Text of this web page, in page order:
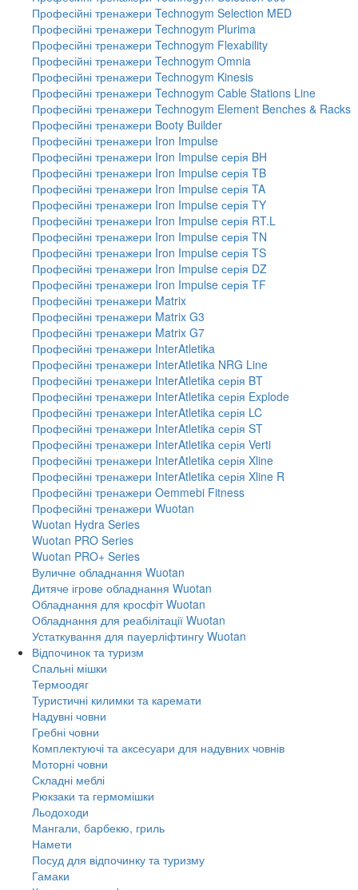
Професійні тренажери Technogym Selection MED
Професійні тренажери Technogym Plurima
Професійні тренажери Technogym Flexability
Професійні тренажери Technogym Omnia
Професійні тренажери Technogym Kinesis
Професійні тренажери Technogym Cable Stations Line
Професійні тренажери Technogym Element Benches & Racks
Професійні тренажери Booty Builder
Професійні тренажери Iron Impulse
Професійні тренажери Iron Impulse серія BH
Професійні тренажери Iron Impulse серія TB
Професійні тренажери Iron Impulse серія TA
Професійні тренажери Iron Impulse серія TY
Професійні тренажери Iron Impulse серія RT.L
Професійні тренажери Iron Impulse серія TN
Професійні тренажери Iron Impulse серія TS
Професійні тренажери Iron Impulse серія DZ
Професійні тренажери Iron Impulse серія TF
Професійні тренажери Matrix
Професійні тренажери Matrix G3
Професійні тренажери Matrix G7
Професійні тренажери InterAtletika
Професійні тренажери InterAtletika NRG Line
Професійні тренажери InterAtletika серія BT
Професійні тренажери InterAtletika серія Explode
Професійні тренажери InterAtletika серія LC
Професійні тренажери InterAtletika серія ST
Професійні тренажери InterAtletika серія Verti
Професійні тренажери InterAtletika серія Xline
Професійні тренажери InterAtletika серія Xline R
Професійні тренажери Oemmebi Fitness
Професійні тренажери Wuotan
Wuotan Hydra Series
Wuotan PRO Series
Wuotan PRO+ Series
Вуличне обладнання Wuotan
Дитяче ігрове обладнання Wuotan
Обладнання для кросфіт Wuotan
Обладнання для реабілітації Wuotan
Устаткування для пауерліфтингу Wuotan
Відпочинок та туризм
Спальні мішки
Термоодяг
Туристичні килимки та каремати
Надувні човни
Гребні човни
Комплектуючі та аксесуари для надувних човнів
Моторні човни
Складні меблі
Рюкзаки та гермомішки
Льодоходи
Мангали, барбекю, гриль
Намети
Посуд для відпочинку та туризму
Гамаки